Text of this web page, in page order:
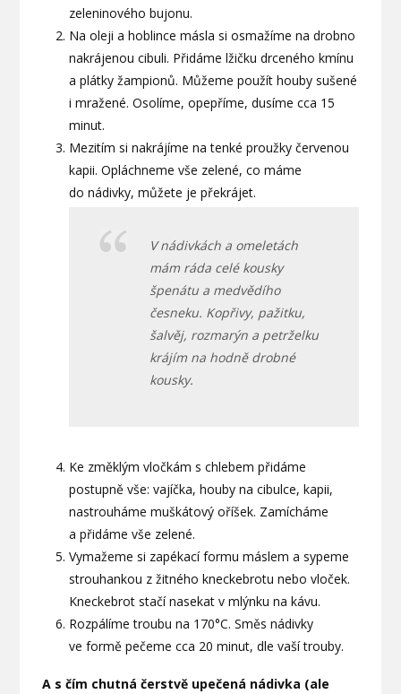
zeleninového bujonu.
Na oleji a hoblince másla si osmažíme na drobno
nakrájenou cibuli. Přidáme lžičku drceného kmínu
a plátky žampionů. Můžeme použít houby sušené
i mražené. Osolíme, opepříme, dusíme cca 15
minut.
Mezitím si nakrájíme na tenké proužky červenou
kapii. Opláchneme vše zelené, co máme
do nádivky, můžete je překrájet.
V nádivkách a omeletách
mám ráda celé kousky
špenátu a medvědího
česneku. Kopřivy, pažitku,
šalvěj, rozmarýn a petrželku
krájím na hodně drobné
kousky.
Ke změklým vločkám s chlebem přidáme
postupně vše: vajíčka, houby na cibulce, kapii,
nastrouháme muškátový oříšek. Zamícháme
a přidáme vše zelené.
Vymažeme si zapékací formu máslem a sypeme
strouhankou z žitného kneckebrotu nebo vloček.
Kneckebrot stačí nasekat v mlýnku na kávu.
Rozpálíme troubu na 170°C. Směs nádivky
ve formě pečeme cca 20 minut, dle vaší trouby.
A s čím chutná čerstvě upečená nádivka (ale